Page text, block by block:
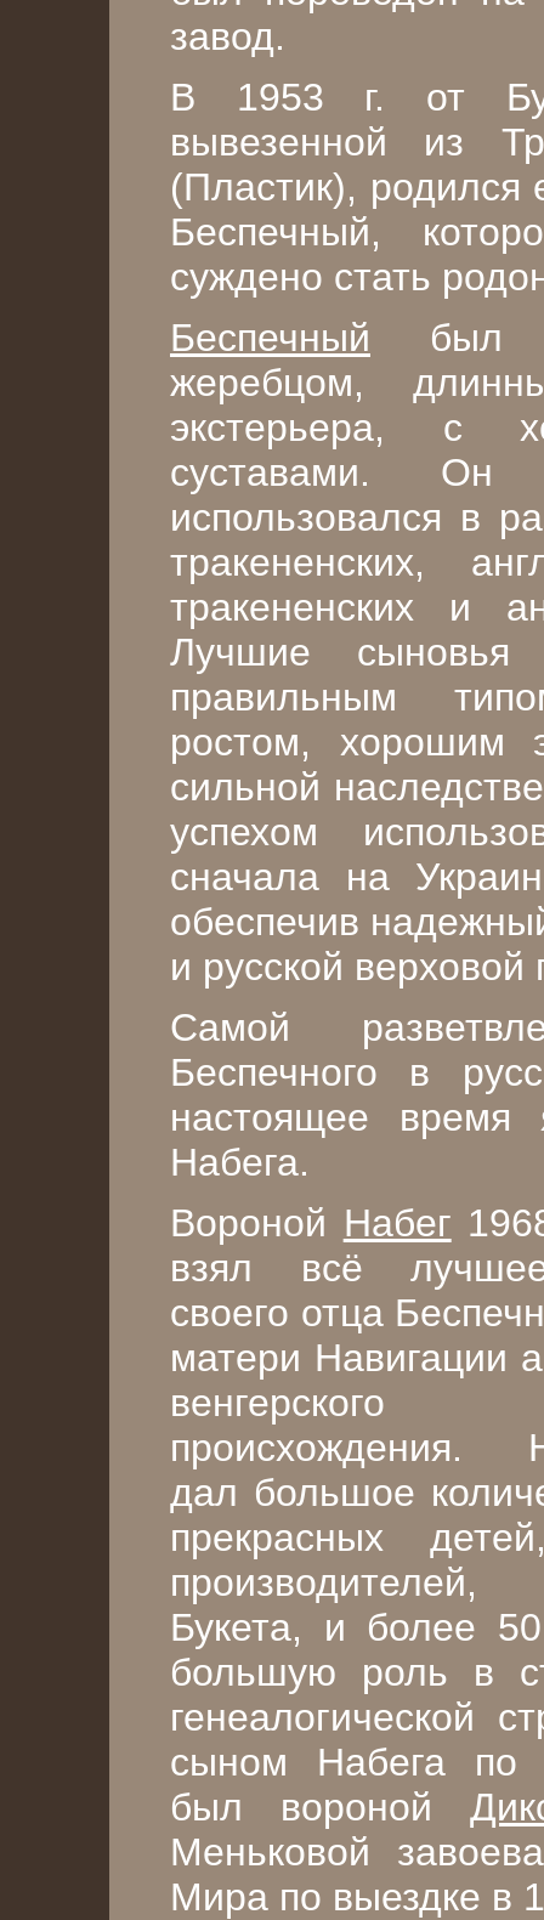
завод.
В 1953 г. от
вывезенной из
(Пластик),
Беспечный,
суждено стать
Беспечный был
жеребцом,
экстерьера, с
суставами. Он
использовался в
тракененских,
тракененских и
Лучшие сыновья
правильным
ростом, хорошим
сильной
успехом
сначала на
обеспечив
и русской верховой
Самой
Беспечного в
настоящее время
Набега.
Вороной Набег
взял всё
своего отца
матери Навигации
венгерского
происхождения.
дал большое
прекрасных
Букета, и более
большую роль в
генеалогической
сыном Набега по
был вороной
Меньковой
Мира по выездке в